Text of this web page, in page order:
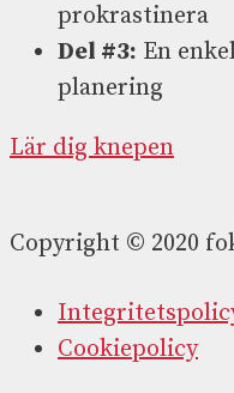
prokrastinera
Del #3: En
planering
Lär dig knepen
Copyright © 2020
Cookiepolicy